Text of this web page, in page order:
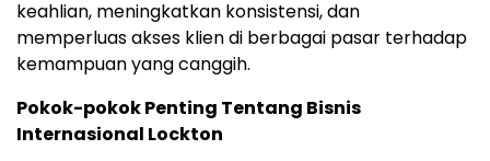
keahlian, meningkatkan konsistensi, dan
memperluas akses klien di berbagai pasar terhadap
kemampuan yang canggih.
Pokok-pokok Penting Tentang Bisnis
Internasional Lockton